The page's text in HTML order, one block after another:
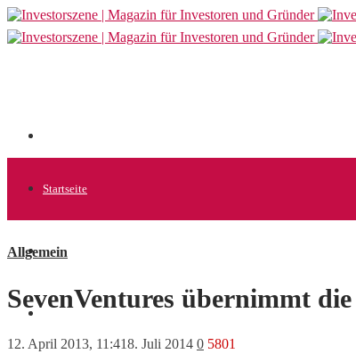
Startseite
Allgemein
Allgemein
SevenVentures übernimmt
12. April 2013, 11:418. Juli 2014 0 5801